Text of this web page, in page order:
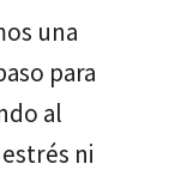
una
para
al
ni